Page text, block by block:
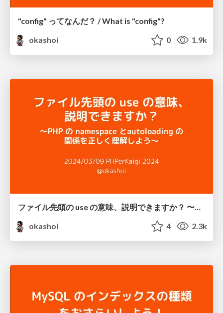
"config" ってなんだ？ / What is "config"?
okashoi
0 1.9k
okashoi
4 2.3k